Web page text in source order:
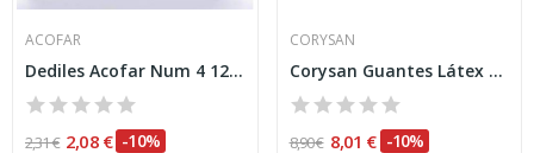
ACOFAR
Dediles Acofar Num 4 12 U
2,31 € 2,08 € -10%
CORYSAN
Corysan Guantes Látex Talla Pequeña 100uds
8,90 € 8,01 € -10%